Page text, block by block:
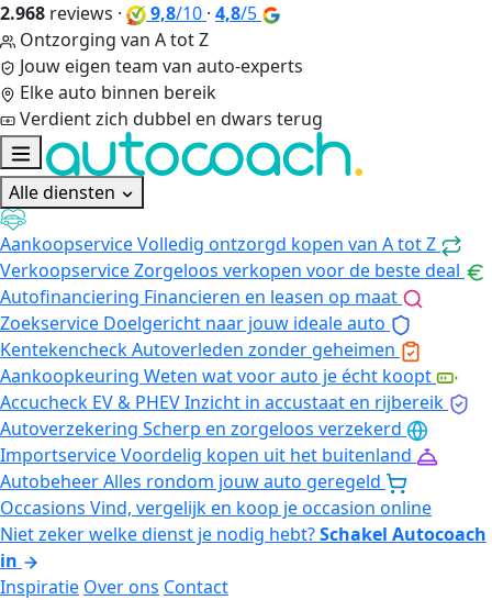
2.968 reviews · 9,8/10 · 4,8/5
Ontzorging van A tot Z
Jouw eigen team van auto-experts
Elke auto binnen bereik
Verdient zich dubbel en dwars terug
Alle diensten
AankoopserviceVolledig ontzorgd kopen van A tot Z
VerkoopserviceZorgeloos verkopen voor de beste deal
Autofinanciering Financieren en leasen op maat
Zoekservice Doelgericht naar jouw ideale auto
KentekencheckAutoverleden zonder geheimen
Aankoopkeuring Weten wat voor auto je écht koopt
Accucheck EV & PHEVInzicht in accustaat en rijbereik
Autoverzekering Scherp en zorgeloos verzekerd
ImportserviceVoordelig kopen uit het buitenland
AutobeheerAlles rondom jouw auto geregeld
Occasions Vind, vergelijk en koop je occasion online
Niet zeker welke dienst je nodig hebt?Schakel Autocoach
in
Inspiratie Over ons Contact